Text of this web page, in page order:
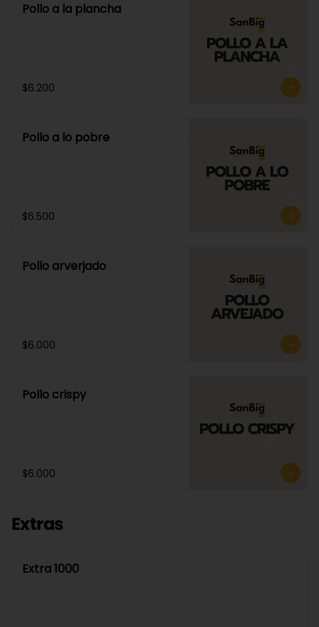
Pollo a la plancha
$6.200
Pollo a lo pobre
$6.500
Pollo arverjado
$6.000
Pollo crispy
$6.000
Extras
Extra 1000